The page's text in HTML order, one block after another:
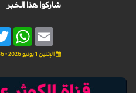
شاركوا هذا الخبر
Email
الإثنين 1 يونيو 2026 - 08:36 بتوقيت غرينتش